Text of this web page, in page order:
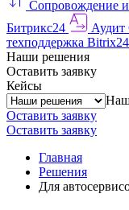
Сопровождение
Битрикс24
Аудит
техподдержка Bitrix24
Наши решения
Оставить заявку
Кейсы
Оставить заявку
Оставить заявку
Главная
Решения
Для